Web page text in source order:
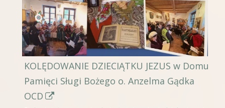
i
e
e
r
a
s
i
ę
KOLĘDOWANIE DZIECIĄTKU JEZUS w Domu
Pamięci Sługi Bożego o. Anzelma Gądka
OCD